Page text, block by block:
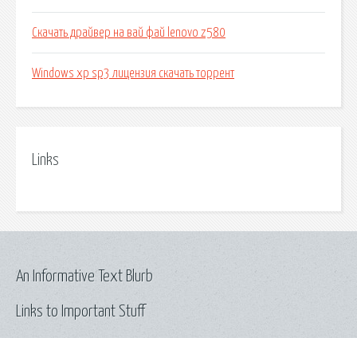
Скачать драйвер на вай фай lenovo z580
Windows xp sp3 лицензия скачать торрент
Links
Links to Important Stuff
An Informative Text Blurb